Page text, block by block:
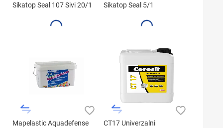
Sikatop Seal 107 Sivi 20/1 Sikatop Seal 5/1
Mapelastic Aquadefense
CT17 Univerzalni